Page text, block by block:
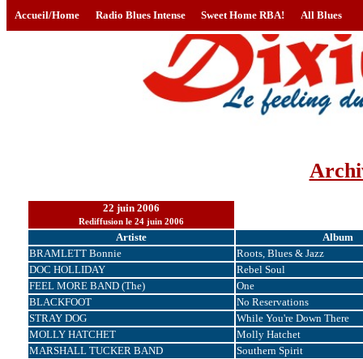
Accueil/Home Radio Blues Intense Sweet Home RBA! All Blues
22 juin 2006
Rediffusion le 24 juin 2006
Artiste
Album
BRAMLETT Bonnie
Roots, Blues & Jazz
DOC HOLLIDAY
Rebel Soul
FEEL MORE BAND (The)
One
BLACKFOOT
No Reservations
STRAY DOG
While You're Down There
MOLLY HATCHET
Molly Hatchet
MARSHALL TUCKER BAND
Southern Spirit